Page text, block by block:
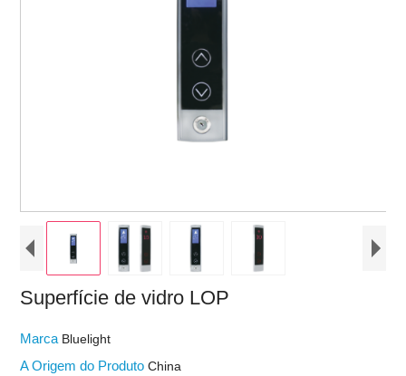
Superfície de vidro LOP
Marca Bluelight
A Origem do ProdutoChina